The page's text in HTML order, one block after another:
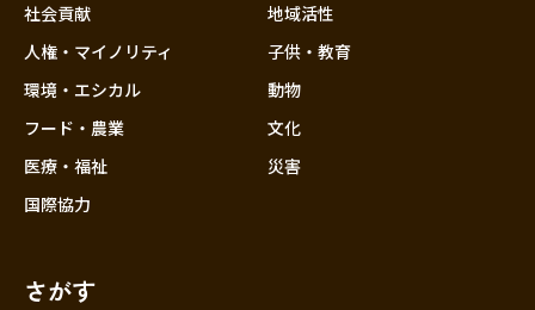
社会貢献
人権・マイノリティ
環境・エシカル
フード・農業
医療・福祉
国際協力
地域活性
子供・教育
動物
文化
災害
さがす